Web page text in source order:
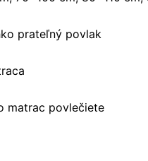
prateľný povlak
matrac povlečiete